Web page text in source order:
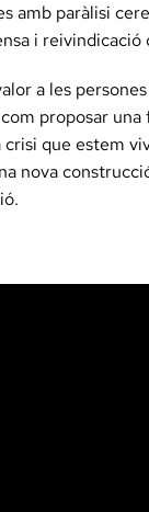
Àmbit
Àmbit
amb paràlisi
i reivindicació
a les
proposar
que estem
nova